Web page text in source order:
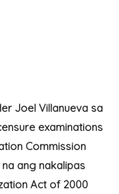
Joel Villanueva sa
examinations
Commission
ang nakalipas
Act of 2000